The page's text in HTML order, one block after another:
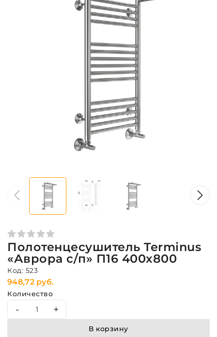
Полотенцесушитель Terminus
«Аврора с/п» П16 400х800
Код: 523
948,72 руб.
Количество
- +
В корзину